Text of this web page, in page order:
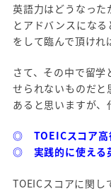
英語力はどうなった
とアドバンスにな
をして臨んで頂けれ
さて、その中で留
せられないものだと
あると思いますが、
◎ TOEICスコア高
◎ 実践的に使える
TOEICスコアに関